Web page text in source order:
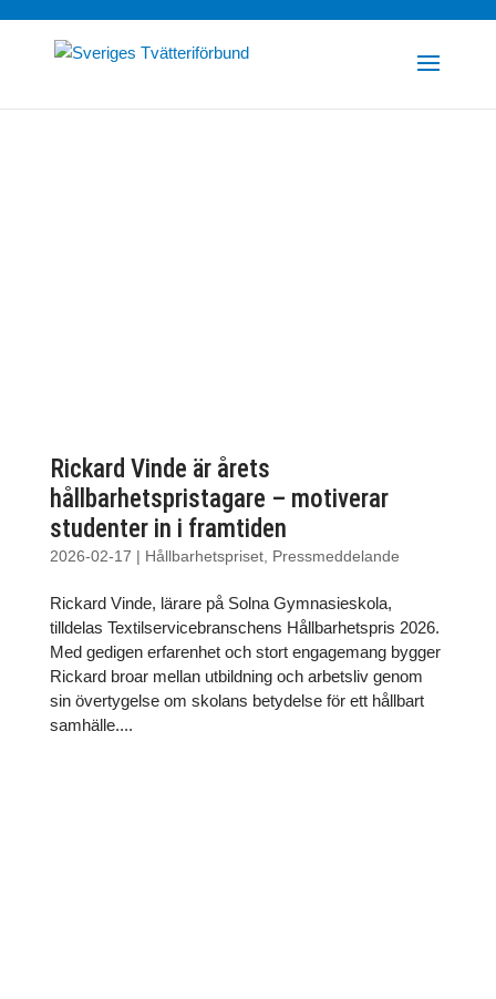
Rickard Vinde är årets
hållbarhetspristagare – motiverar
studenter in i framtiden
2026-02-17 | Hållbarhetspriset, Pressmeddelande
Rickard Vinde, lärare på Solna Gymnasieskola,
tilldelas Textilservicebranschens Hållbarhetspris 2026.
Med gedigen erfarenhet och stort engagemang bygger
Rickard broar mellan utbildning och arbetsliv genom
sin övertygelse om skolans betydelse för ett hållbart
samhälle....